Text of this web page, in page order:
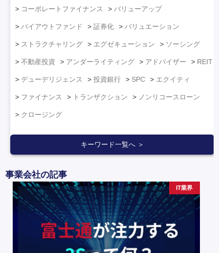
コーポレートファイナンス バリューアップ
バイアウトファンド 証券化 バリュエーション
ストラクチャリング エグゼキューション ソーシング
不動産投資 アンダーライティング アドバイザー REIT
デューデリジェンス 投資銀行 SPC エクイティ
ファイナンス トランザクション ノンリコースローン
クロージング
キーワード一覧へ ＞
事業会社の記事
IT業界